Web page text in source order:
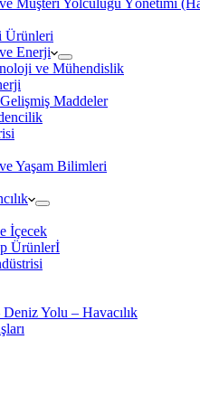
Müşteri Yolculuğu Yönetimi
Ürünleri
Enerji
ve Mühendislik
Maddeler
Yaşam Bilimleri
İçecek
Ürünlerİ
Yolu – Havacılık